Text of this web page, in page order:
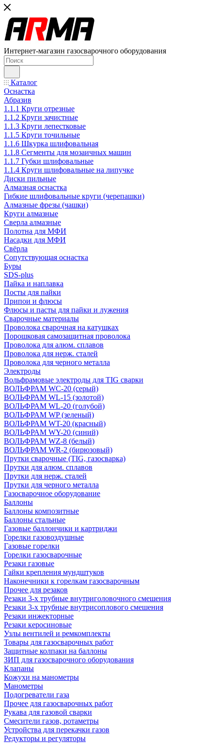
Интернет-магазин газосварочного оборудования
Каталог
Оснастка
Абразив
1.1.1 Круги отрезные
1.1.2 Круги зачистные
1.1.3 Круги лепестковые
1.1.5 Круги точильные
1.1.6 Шкурка шлифовальная
1.1.8 Сегменты для мозаичных машин
1.1.7 Губки шлифовальные
1.1.4 Круги шлифовальные на липучке
Диски пильные
Алмазная оснастка
Гибкие шлифовальные круги (черепашки)
Алмазные фрезы (чашки)
Круги алмазные
Сверла алмазные
Полотна для МФИ
Насадки для МФИ
Свёрла
Сопутствующая оснастка
Буры
SDS-plus
Пайка и наплавка
Посты для пайки
Припои и флюсы
Флюсы и пасты для пайки и лужения
Сварочные материалы
Проволока сварочная на катушках
Порошковая самозащитная проволока
Проволока для алюм. сплавов
Проволока для нерж. сталей
Проволока для черного металла
Электроды
Вольфрамовые электроды для TIG сварки
ВОЛЬФРАМ WC-20 (серый)
ВОЛЬФРАМ WL-15 (золотой)
ВОЛЬФРАМ WL-20 (голубой)
ВОЛЬФРАМ WP (зеленый)
ВОЛЬФРАМ WT-20 (красный)
ВОЛЬФРАМ WY-20 (синий)
ВОЛЬФРАМ WZ-8 (белый)
ВОЛЬФРАМ WR-2 (бирюзовый)
Прутки сварочные (TIG, газосварка)
Прутки для алюм. сплавов
Прутки для нерж. сталей
Прутки для черного металла
Газосварочное оборудование
Баллоны
Баллоны композитные
Баллоны стальные
Газовые баллончики и картриджи
Горелки газовоздушные
Газовые горелки
Горелки газосварочные
Резаки газовые
Гайки крепления мундштуков
Наконечники к горелкам газосварочным
Прочее для резаков
Резаки 3-х трубные внутриголовочного смешения
Резаки 3-х трубные внутрисоплового смешения
Резаки инжекторные
Резаки керосиновые
Узлы вентилей и ремкомплекты
Товары для газосварочных работ
Защитные колпаки на баллоны
ЗИП для газосварочного оборудования
Клапаны
Кожухи на манометры
Манометры
Подогреватели газа
Прочее для газосварочных работ
Рукава для газовой сварки
Смесители газов, ротаметры
Устройства для перекачки газов
Редукторы и регуляторы